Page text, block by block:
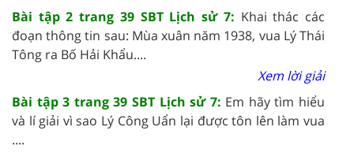
Bài tập 2 trang 39 SBT Lịch sử 7: Khai thác các
đoạn thông tin sau: Mùa xuân năm 1938, vua Lý Thái
Tông ra Bố Hải Khẩu....
Xem lời giải
Bài tập 3 trang 39 SBT Lịch sử 7: Em hãy tìm hiểu
và lí giải vì sao Lý Công Uẩn lại được tôn lên làm vua
....